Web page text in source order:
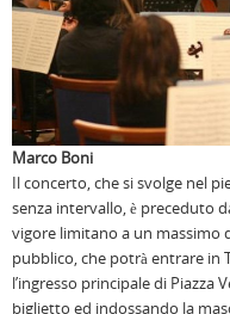
Marco Boni
Il concerto, che si svolge nel
senza intervallo, è preceduto
vigore limitano a un massimo
pubblico, che potrà entrare in
l’ingresso principale di
biglietto ed indossando la